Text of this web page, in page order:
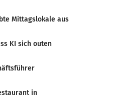
Mittagslokale aus
KI sich outen
in